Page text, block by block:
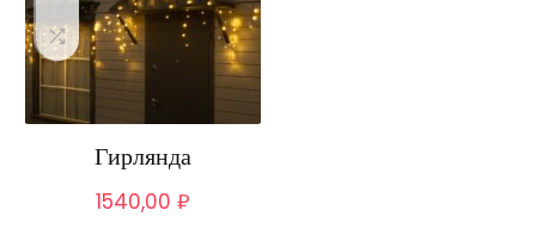
Гирлянда
1540,00 ₽